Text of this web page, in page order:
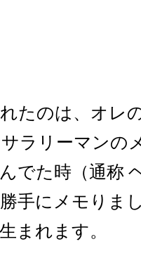
たのは、オレ
ラリーマンの
でた時（通称
手にメモりま
まれます。